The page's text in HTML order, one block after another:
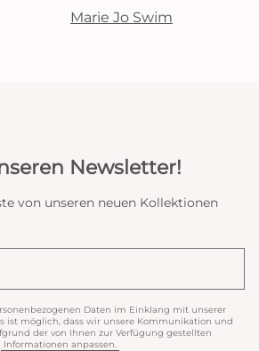
Marie Jo Swim
Newsletter!
von unseren neuen Kollektionen
Daten im Einklang mit unserer
ist möglich, dass wir unsere Kommunikation und
der von Ihnen zur Verfügung gestellten
Informationen anpassen.